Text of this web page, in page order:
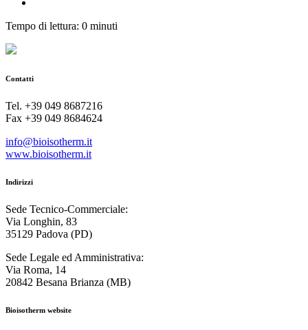
Tempo di lettura: 0 minuti
Contatti
Tel. +39 049 8687216
Fax +39 049 8684624
info@bioisotherm.it
www.bioisotherm.it
Indirizzi
Sede Tecnico-Commerciale:
Via Longhin, 83
35129 Padova (PD)
Sede Legale ed Amministrativa:
Via Roma, 14
20842 Besana Brianza (MB)
Bioisotherm website